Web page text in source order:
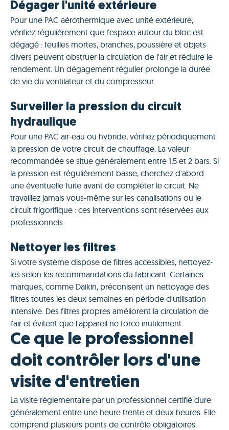
Dégager l'unité extérieure
Pour une PAC aérothermique avec unité extérieure,
vérifiez régulièrement que l'espace autour du bloc est
dégagé : feuilles mortes, branches, poussière et objets
divers peuvent obstruer la circulation de l'air et réduire le
rendement. Un dégagement régulier prolonge la durée
de vie du ventilateur et du compresseur.
Surveiller la pression du circuit
hydraulique
Pour une PAC air-eau ou hybride, vérifiez périodiquement
la pression de votre circuit de chauffage. La valeur
recommandée se situe généralement entre 1,5 et 2 bars. Si
la pression est régulièrement basse, cherchez d'abord
une éventuelle fuite avant de compléter le circuit. Ne
travaillez jamais vous-même sur les canalisations ou le
circuit frigorifique : ces interventions sont réservées aux
professionnels.
Nettoyer les filtres
Si votre système dispose de filtres accessibles, nettoyez-
les selon les recommandations du fabricant. Certaines
marques, comme Daikin, préconisent un nettoyage des
filtres toutes les deux semaines en période d'utilisation
intensive. Des filtres propres améliorent la circulation de
l'air et évitent que l'appareil ne force inutilement.
Ce que le professionnel
doit contrôler lors d'une
visite d'entretien
La visite réglementaire par un professionnel certifié dure
généralement entre une heure trente et deux heures. Elle
comprend plusieurs points de contrôle obligatoires.